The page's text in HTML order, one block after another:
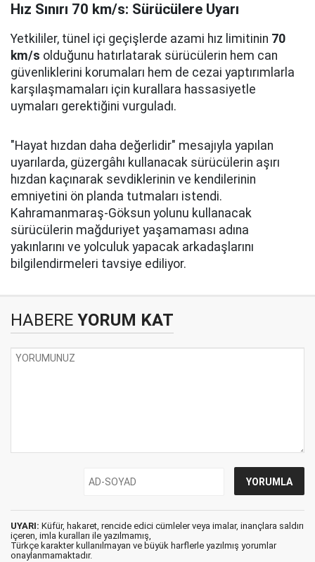
Hız Sınırı 70 km/s: Sürücülere Uyarı
Yetkililer, tünel içi geçişlerde azami hız limitinin 70
km/s olduğunu hatırlatarak sürücülerin hem can
güvenliklerini korumaları hem de cezai yaptırımlarla
karşılaşmamaları için kurallara hassasiyetle
uymaları gerektiğini vurguladı.
"Hayat hızdan daha değerlidir" mesajıyla yapılan
uyarılarda, güzergâhı kullanacak sürücülerin aşırı
hızdan kaçınarak sevdiklerinin ve kendilerinin
emniyetini ön planda tutmaları istendi.
Kahramanmaraş-Göksun yolunu kullanacak
sürücülerin mağduriyet yaşamaması adına
yakınlarını ve yolculuk yapacak arkadaşlarını
bilgilendirmeleri tavsiye ediliyor.
HABERE YORUM KAT
UYARI: Küfür, hakaret, rencide edici cümleler veya imalar, inançlara saldırı
içeren, imla kuralları ile yazılmamış,
Türkçe karakter kullanılmayan ve büyük harflerle yazılmış yorumlar
onaylanmamaktadır.